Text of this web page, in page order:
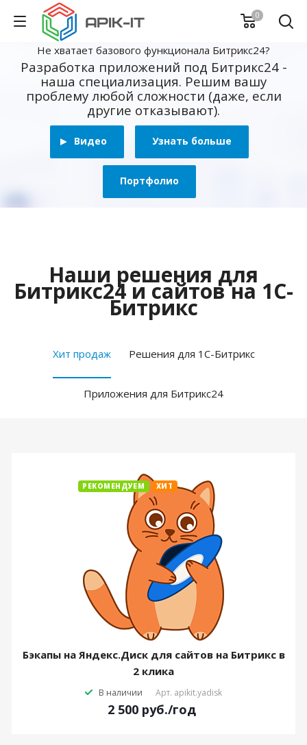
0
Не хватает базового функционала Битрикс24?
Разработка приложений под Битрикс24 -
наша специализация. Решим вашу
проблему любой сложности (даже, если
другие отказывают).
Видео Узнать больше
Портфолио
Наши решения для
Битрикс24 и сайтов на 1С-
Битрикс
Хит продаж Решения для 1С-Битрикс
Приложения для Битрикс24
РЕКОМЕНДУЕМ ХИТ
Бэкапы на Яндекс.Диск для сайтов на Битрикс в
2 клика
В наличии Арт. apikit.yadisk
2 500 руб./год